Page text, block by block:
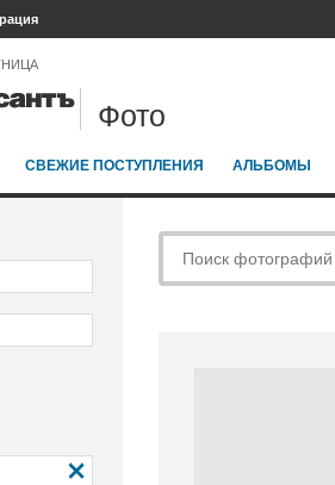
Фото
СВЕЖИЕ ПОСТУПЛЕНИЯ АЛЬБОМЫ